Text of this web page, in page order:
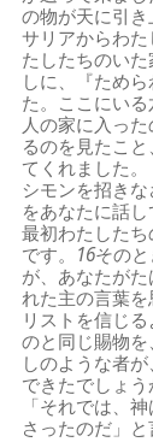
の物が天に引き
サリアからわ
たしたちのいた
しに、『ため
た。ここにい
人の家に入った
るのを見たこ
てくれました
シモンを招きな
をあなたに話し
最初わたした
です。 16その
が、あなたが
れた主の言葉を
リストを信じ
のと同じ賜物
しのような者
できたでしょう
「それでは、
さったのだ」と